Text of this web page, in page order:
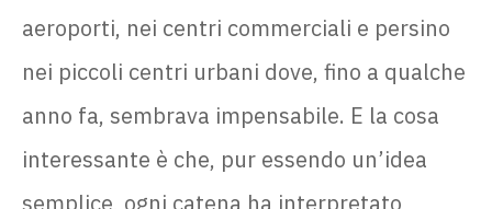
aeroporti, nei centri commerciali e persino
nei piccoli centri urbani dove, fino a qualche
anno fa, sembrava impensabile. E la cosa
interessante è che, pur essendo un’idea
semplice, ogni catena ha interpretato